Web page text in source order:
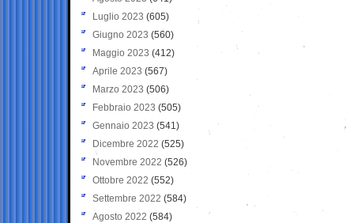
Luglio 2023 (605)
Giugno 2023 (560)
Maggio 2023 (412)
Aprile 2023 (567)
Marzo 2023 (506)
Febbraio 2023 (505)
Gennaio 2023 (541)
Dicembre 2022 (525)
Novembre 2022 (526)
Ottobre 2022 (552)
Settembre 2022 (584)
Agosto 2022 (584)